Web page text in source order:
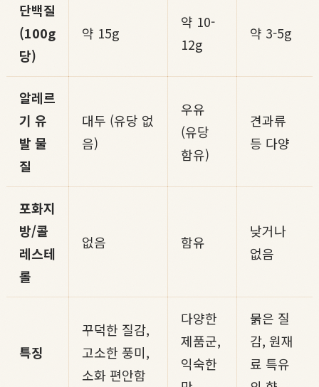
단백질
(100g
당)
약 15g
약 10-
12g
약 3-5g
알레르
기 유
발 물
질
대두 (유당 없
음)
우유
(유당
함유)
견과류
등 다양
포화지
방/콜
레스테
롤
없음 함유
낮거나
없음
특징
꾸덕한 질감,
고소한 풍미,
소화 편안함
다양한
제품군,
익숙한
묽은 질
감, 원재
료 특유